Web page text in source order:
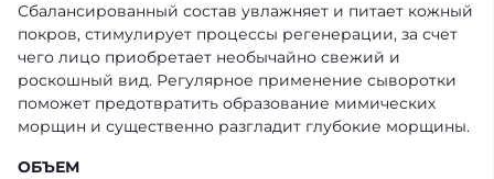
Сбалансированный состав увлажняет и питает кожный
покров, стимулирует процессы регенерации, за счет
чего лицо приобретает необычайно свежий и
роскошный вид. Регулярное применение сыворотки
поможет предотвратить образование мимических
морщин и существенно разгладит глубокие морщины.
ОБЪЕМ